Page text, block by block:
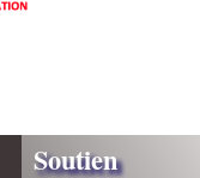
Soutien